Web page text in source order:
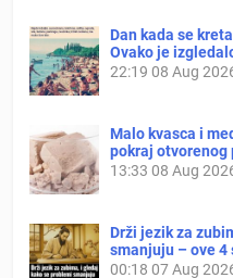
Dan kada se
Ovako je
22:19 08 Aug
Malo kvasca i
pokraj otvorenog
13:33 08 Aug
Drži jezik za
smanjuju – ove 4
00:18 07 Aug